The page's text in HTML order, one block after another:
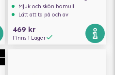
Mjuk och skön bomull
Lätt att ta på och av
469 kr
Finns i Lager